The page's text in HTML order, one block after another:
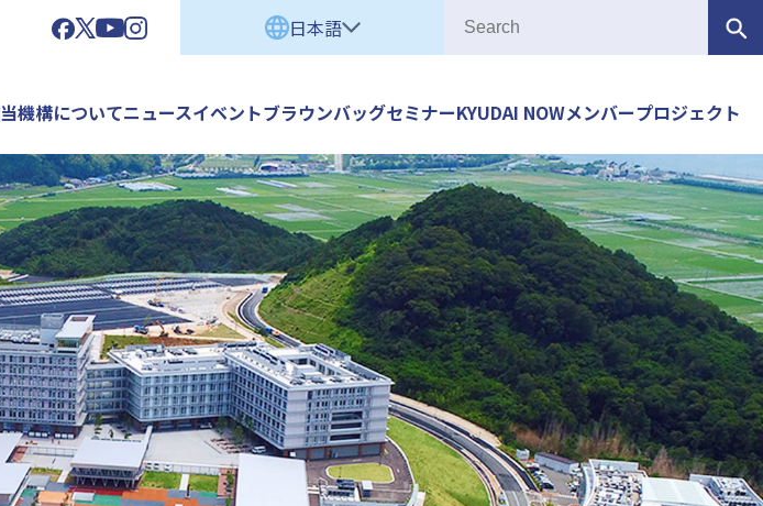
日本語
当機構についてニュースイベントブラウンバッグセミナーKYUDAI NOWメンバープロジェクト